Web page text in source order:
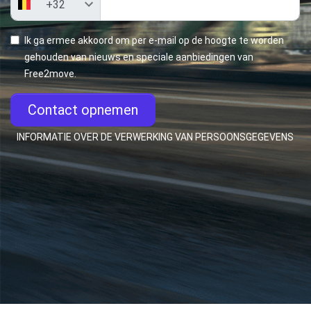
Ik ga ermee akkoord om per e-mail op de hoogte te worden
gehouden van nieuws en speciale aanbiedingen van
Free2move.
Contact opnemen
INFORMATIE OVER DE VERWERKING VAN PERSOONSGEGEVENS